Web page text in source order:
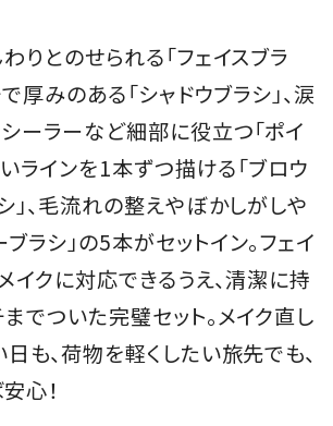
読み
りとのせられる「フェイスブラ
厚みのある「シャドウブラシ」、涙
ーラーなど細部に役立つ「ポイ
いラインを1本ずつ描ける「ブロウ
」、毛流れの整えやぼかしがしや
ブラシ」の5本がセットイン。フェイ
メイクに対応できるうえ、清潔に持
でついた完璧セット。メイク直し
も、荷物を軽くしたい旅先でも、
心！